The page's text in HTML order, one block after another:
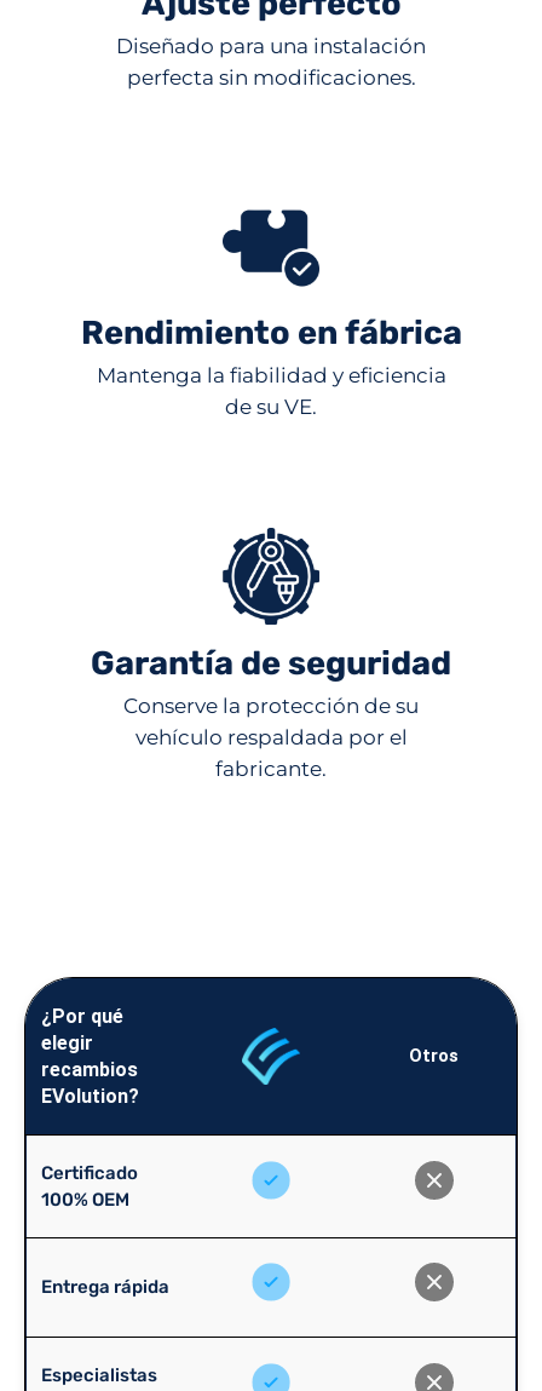
Diseñado para una instalación
perfecta sin modificaciones.
Rendimiento en fábrica
Mantenga la fiabilidad y eficiencia
de su VE.
Garantía de seguridad
Conserve la protección de su
vehículo respaldada por el
fabricante.
¿Por qué
elegir
recambios
EVolution?
Otros
Certificado
100% OEM
Entrega rápida
Especialistas